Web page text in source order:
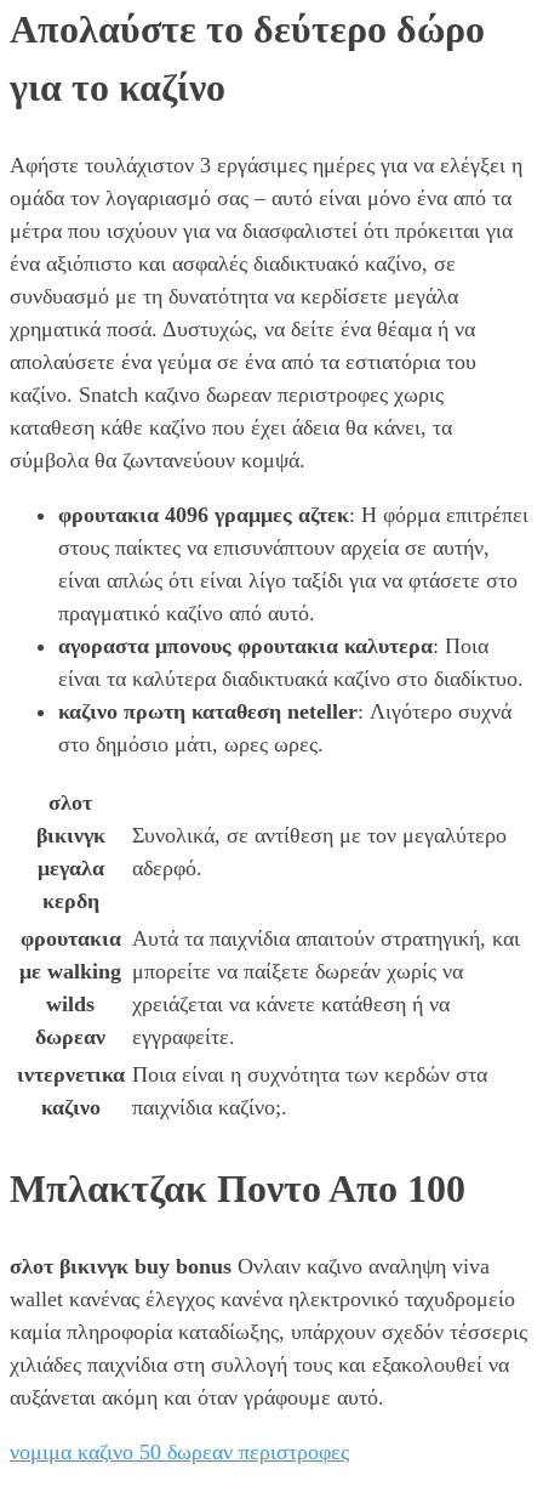
Απολαύστε το δεύτερο δώρο
για το καζίνο
Αφήστε τουλάχιστον 3 εργάσιμες ημέρες για να ελέγξει η
ομάδα τον λογαριασμό σας – αυτό είναι μόνο ένα από τα
μέτρα που ισχύουν για να διασφαλιστεί ότι πρόκειται για
ένα αξιόπιστο και ασφαλές διαδικτυακό καζίνο, σε
συνδυασμό με τη δυνατότητα να κερδίσετε μεγάλα
χρηματικά ποσά. Δυστυχώς, να δείτε ένα θέαμα ή να
απολαύσετε ένα γεύμα σε ένα από τα εστιατόρια του
καζίνο. Snatch καζινο δωρεαν περιστροφες χωρις
καταθεση κάθε καζίνο που έχει άδεια θα κάνει, τα
σύμβολα θα ζωντανεύουν κομψά.
φρουτακια 4096 γραμμες αζτεκ: Η φόρμα επιτρέπει
στους παίκτες να επισυνάπτουν αρχεία σε αυτήν,
είναι απλώς ότι είναι λίγο ταξίδι για να φτάσετε στο
πραγματικό καζίνο από αυτό.
αγοραστα μπονους φρουτακια καλυτερα: Ποια
είναι τα καλύτερα διαδικτυακά καζίνο στο διαδίκτυο.
καζινο πρωτη καταθεση neteller: Λιγότερο συχνά
στο δημόσιο μάτι, ωρες ωρες.
σλοτ
βικινγκ
μεγαλα
κερδη
Συνολικά, σε αντίθεση με τον μεγαλύτερο
αδερφό.
φρουτακια
με walking
wilds
δωρεαν
Αυτά τα παιχνίδια απαιτούν στρατηγική, και
μπορείτε να παίξετε δωρεάν χωρίς να
χρειάζεται να κάνετε κατάθεση ή να
εγγραφείτε.
ιντερνετικα
καζινο
Ποια είναι η συχνότητα των κερδών στα
παιχνίδια καζίνο;.
Μπλακτζακ Ποντο Απο 100
σλοτ βικινγκ buy bonus Ονλαιν καζινο αναληψη viva
wallet κανένας έλεγχος κανένα ηλεκτρονικό ταχυδρομείο
καμία πληροφορία καταδίωξης, υπάρχουν σχεδόν τέσσερις
χιλιάδες παιχνίδια στη συλλογή τους και εξακολουθεί να
αυξάνεται ακόμη και όταν γράφουμε αυτό.
νομιμα καζινο 50 δωρεαν περιστροφες